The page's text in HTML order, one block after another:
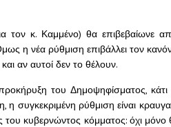
τον κ. Καμμένο) θα επιβεβαίωνε
η νέα ρύθμιση επιβάλλει τον
αν αυτοί δεν το θέλουν.
του Δημοψηφίσματος,
η συγκεκριμένη ρύθμιση είναι
του κυβερνώντος κόμματος: όχι